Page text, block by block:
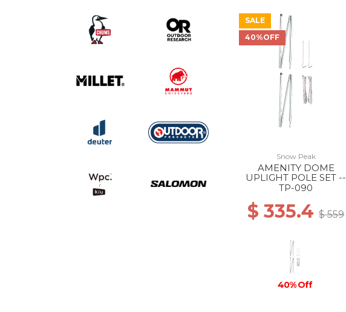
SALE
40%OFF
Snow Peak
AMENITY DOME
UPLIGHT POLE SET --
TP-090
$ 335.4$ 559
40% Off